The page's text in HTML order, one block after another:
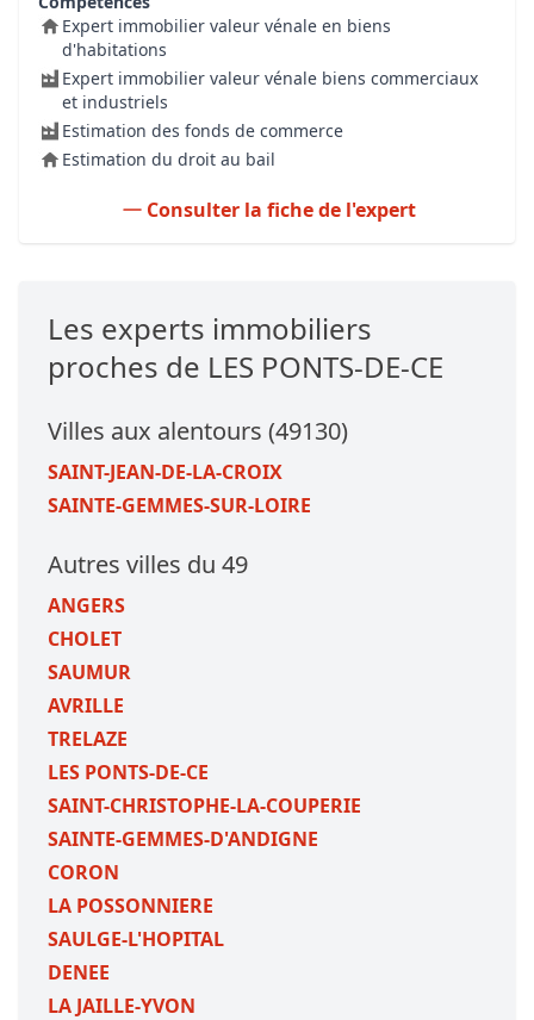
Expert immobilier valeur vénale en biens
d'habitations
Expert immobilier valeur vénale biens commerciaux
et industriels
Estimation des fonds de commerce
Estimation du droit au bail
Consulter la fiche de l'expert
Les experts immobiliers
proches de LES PONTS-DE-CE
Villes aux alentours (49130)
SAINT-JEAN-DE-LA-CROIX
SAINTE-GEMMES-SUR-LOIRE
Autres villes du 49
ANGERS
CHOLET
SAUMUR
AVRILLE
TRELAZE
LES PONTS-DE-CE
SAINT-CHRISTOPHE-LA-COUPERIE
SAINTE-GEMMES-D'ANDIGNE
CORON
LA POSSONNIERE
SAULGE-L'HOPITAL
DENEE
LA JAILLE-YVON